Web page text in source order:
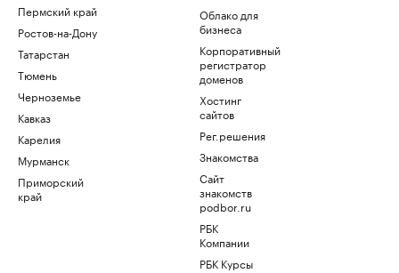
Пермский край
Ростов-на-Дону
Татарстан
Тюмень
Черноземье
Кавказ
Карелия
Мурманск
Приморский
край
Облако для
бизнеса
Корпоративный
регистратор
доменов
Хостинг
сайтов
Рег.решения
Знакомства
Сайт
знакомств
podbor.ru
РБК
Компании
РБК Курсы